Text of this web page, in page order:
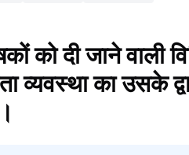
को दी जाने वाली
व्यवस्था का उसके